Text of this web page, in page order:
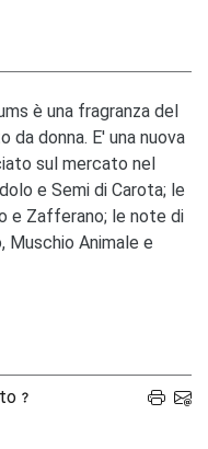
è una fragranza del
da donna. E' una nuova
sul mercato nel
e Semi di Carota; le
e Zafferano; le note di
Muschio Animale e